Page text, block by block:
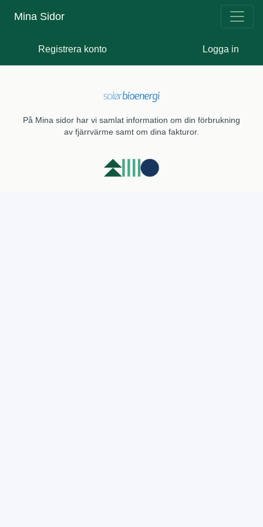
Mina Sidor
Registrera konto Logga in
På Mina sidor har vi samlat information om din förbrukning
av fjärrvärme samt om dina fakturor.